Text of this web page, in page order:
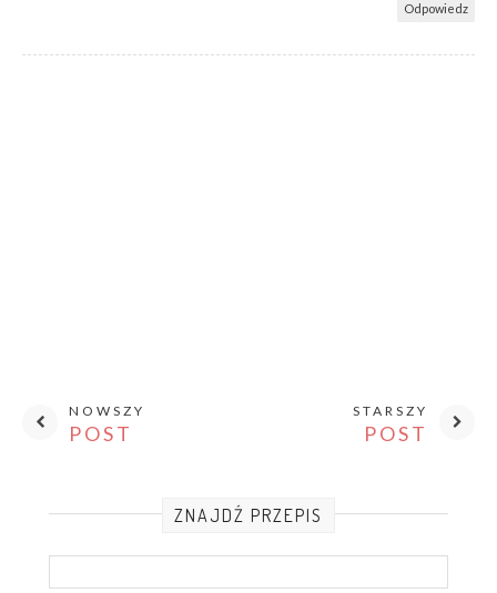
Odpowiedz
NOWSZY
POST
STARSZY
POST
ZNAJDŹ PRZEPIS